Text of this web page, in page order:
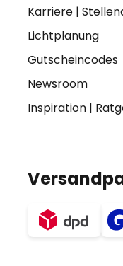
Karriere|
Lichtplanung
Gutscheincodes
Newsroom
Inspiration|